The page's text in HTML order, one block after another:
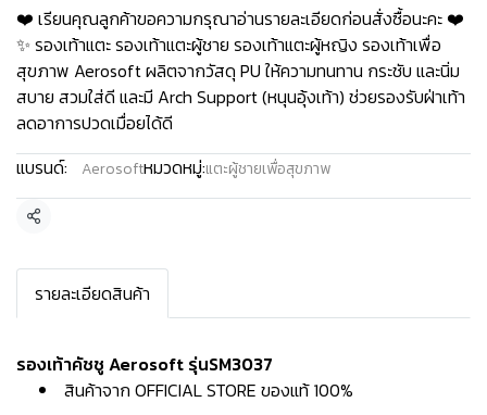
❤️ เรียนคุณลูกค้าขอความกรุณาอ่านรายละเอียดก่อนสั่งซื้อนะคะ️️ ️❤️
✨ รองเท้าแตะ รองเท้าแตะผู้ชาย รองเท้าแตะผู้หญิง รองเท้าเพื่อ
สุขภาพ Aerosoft ผลิตจากวัสดุ PU ให้ความทนทาน กระชับ และนิ่ม
สบาย สวมใส่ดี และมี Arch Support (หนุนอุ้งเท้า) ช่วยรองรับฝ่าเท้า
ลดอาการปวดเมื่อยได้ดี
แบรนด์:
Aerosoftหมวดหมู่:แตะผู้ชายเพื่อสุขภาพ
แชร์
รายละเอียดสินค้า
รองเท้าคัชชู Aerosoft รุ่นSM3037
สินค้าจาก OFFICIAL STORE ของแท้ 100%